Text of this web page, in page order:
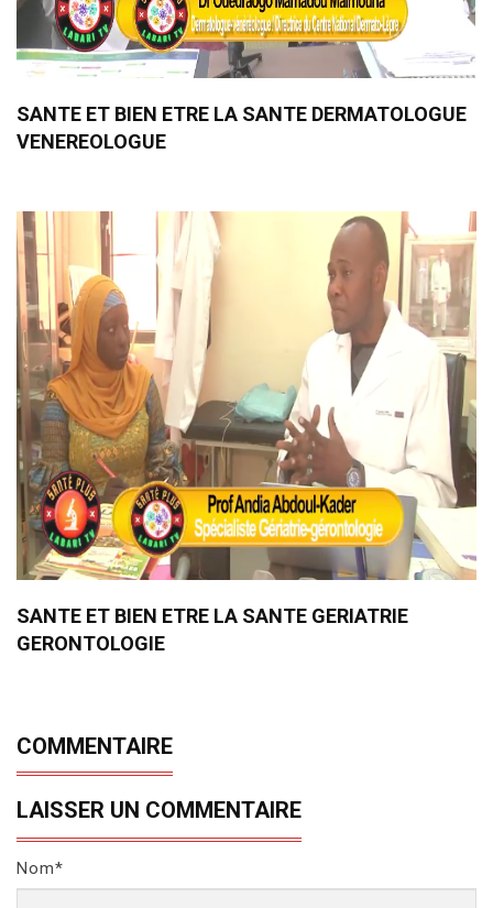
SANTE ET BIEN ETRE LA SANTE DERMATOLOGUE
VENEREOLOGUE
SANTE ET BIEN ETRE LA SANTE GERIATRIE
GERONTOLOGIE
COMMENTAIRE
LAISSER UN COMMENTAIRE
Nom*